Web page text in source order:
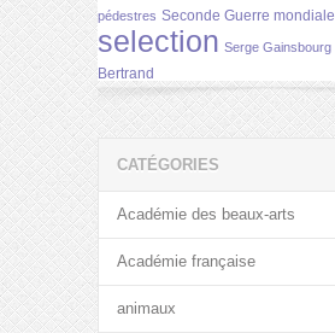
pédestres Seconde Guerre mondiale
selection Serge Gainsbourg
Bertrand
CATÉGORIES
Académie des beaux-arts
Académie française
animaux